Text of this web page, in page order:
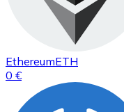
EthereumETH
0 €